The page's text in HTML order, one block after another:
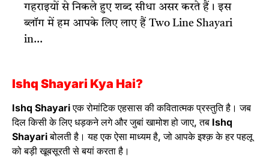
गहराइयों से निकले हुए शब्द सीधा असर करते हैं। इस
ब्लॉग में हम आपके लिए लाए हैं Two Line Shayari
in...
Ishq Shayari Kya Hai?
Ishq Shayariएक रोमांटिक एहसास की कवितात्मक प्रस्तुति है। जब
दिल किसी के लिए धड़कने लगे और जुबां खामोश हो जाए, तब Ishq
Shayariबोलती है। यह एक ऐसा माध्यम है, जो आपके इश्क़ के हर पहलू
को बड़ी खूबसूरती से बयां करता है।